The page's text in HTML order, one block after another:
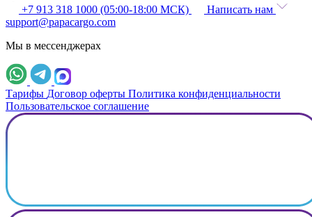
+7 913 318 1000 (05:00-18:00 МСК)
Написать нам
support@papacargo.com
Мы в мессенджерах
Тарифы Договор оферты Политика конфиденциальности
Пользовательское соглашение